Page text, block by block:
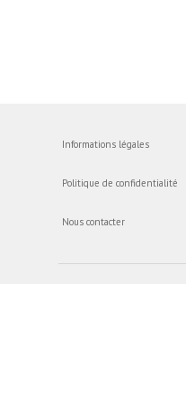
Informations légales
Politique de confidentialité
Nous contacter